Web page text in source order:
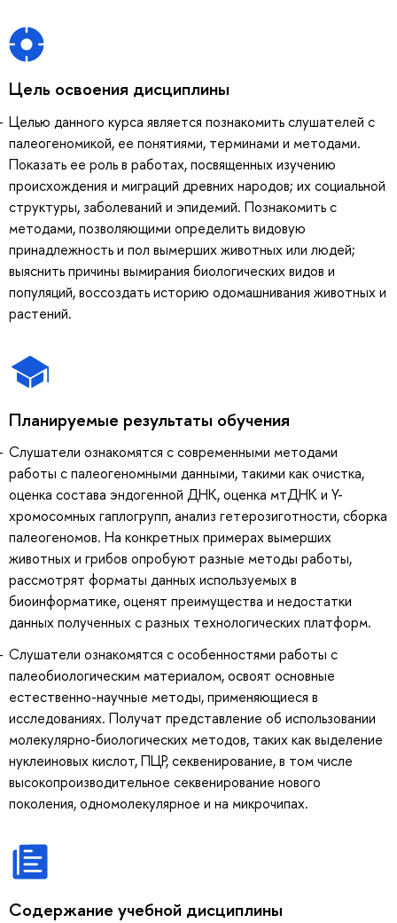
Цель освоения дисциплины
Целью данного курса является познакомить слушателей с
палеогеномикой, ее понятиями, терминами и методами.
Показать ее роль в работах, посвященных изучению
происхождения и миграций древних народов; их социальной
структуры, заболеваний и эпидемий. Познакомить с
методами, позволяющими определить видовую
принадлежность и пол вымерших животных или людей;
выяснить причины вымирания биологических видов и
популяций, воссоздать историю одомашнивания животных и
растений.
Планируемые результаты обучения
Слушатели ознакомятся с современными методами
работы с палеогеномными данными, такими как очистка,
оценка состава эндогенной ДНК, оценка мтДНК и Y-
хромосомных гаплогрупп, анализ гетерозиготности, сборка
палеогеномов. На конкретных примерах вымерших
животных и грибов опробуют разные методы работы,
рассмотрят форматы данных используемых в
биоинформатике, оценят преимущества и недостатки
данных полученных с разных технологических платформ.
Слушатели ознакомятся с особенностями работы с
палеобиологическим материалом, освоят основные
естественно-научные методы, применяющиеся в
исследованиях. Получат представление об использовании
молекулярно-биологических методов, таких как выделение
нуклеиновых кислот, ПЦР, секвенирование, в том числе
высокопроизводительное секвенирование нового
поколения, одномолекулярное и на микрочипах.
Содержание учебной дисциплины